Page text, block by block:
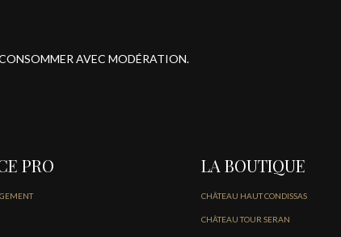
AVEC MODÉRATION.
PRO LA BOUTIQUE
CHÂTEAU HAUT CONDISSAS
CHÂTEAU TOUR SERAN